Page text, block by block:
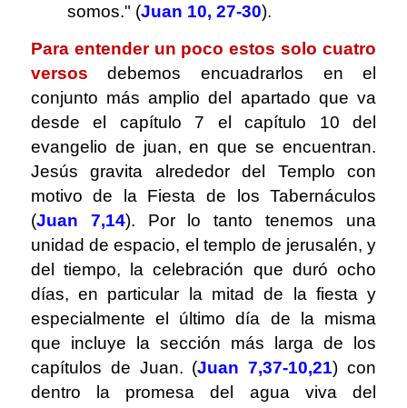
somos." (Juan 10, 27-30).
Para entender un poco estos solo cuatro
versos debemos encuadrarlos en el
conjunto más amplio del apartado que va
desde el capítulo 7 el capítulo 10 del
evangelio de juan, en que se encuentran.
Jesús gravita alrededor del Templo con
motivo de la Fiesta de los Tabernáculos
(Juan 7,14). Por lo tanto tenemos una
unidad de espacio, el templo de jerusalén, y
del tiempo, la celebración que duró ocho
días, en particular la mitad de la fiesta y
especialmente el último día de la misma
que incluye la sección más larga de los
capítulos de Juan. (Juan 7,37-10,21) con
dentro la promesa del agua viva del